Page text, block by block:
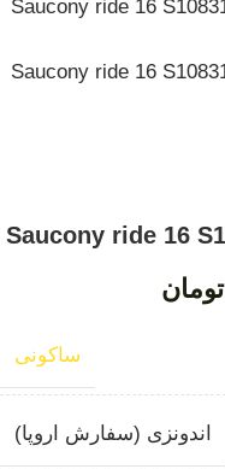
تومان
ساکونی
اندونزی (سفارش اروپا)